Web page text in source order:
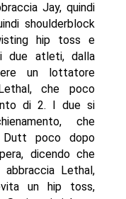
Jay, quindi
shoulderblock
hip toss e
due atleti, dalla
un lottatore
che poco
di 2. I due si
che
poco dopo
dicendo che
Lethal,
un hip toss,